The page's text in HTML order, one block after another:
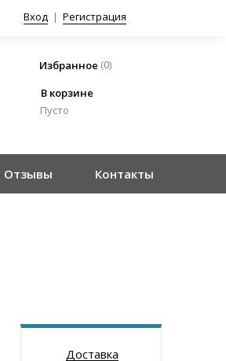
Вход | Регистрация
Избранное (0)
В корзине
Пусто
Отзывы Контакты
Доставка